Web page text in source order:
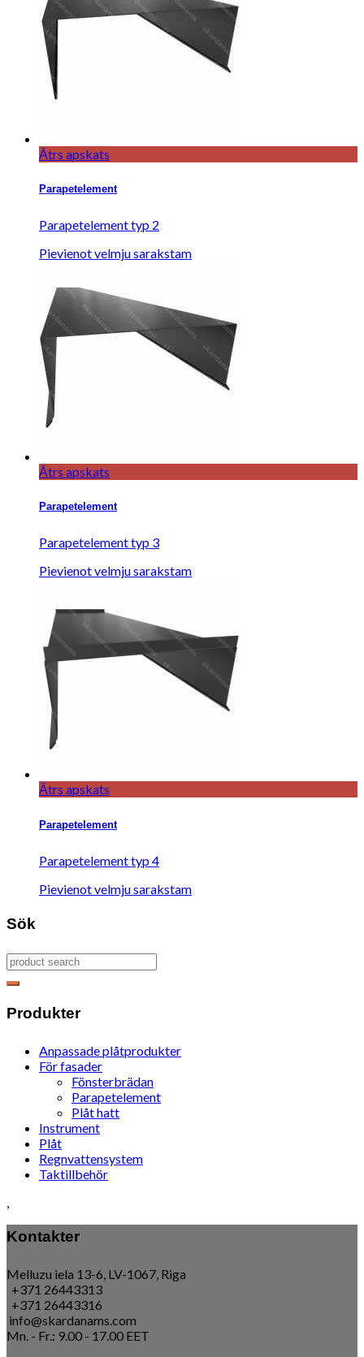
Ātrs apskats
Parapetelement
Parapetelement typ 2
Pievienot velmju sarakstam
Ātrs apskats
Parapetelement
Parapetelement typ 3
Pievienot velmju sarakstam
Ātrs apskats
Parapetelement
Parapetelement typ 4
Pievienot velmju sarakstam
Sök
Produkter
Anpassade plåtprodukter
För fasader
Fönsterbrädan
Parapetelement
Plåt hatt
Instrument
Plåt
Regnvattensystem
Taktillbehör
Kontakter
Melluzu iela 13-6, LV-1067, Riga
+371 26443313
+371 26443316
info@skardanams.com
Mn. - Fr.: 9.00 - 17.00 EET